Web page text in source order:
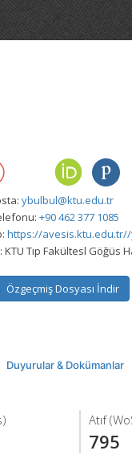
ybulbul@ktu.edu.tr
+90 462 377 1085
https://
KTU Tıp Fakültesl Göğüs
Özgeçmiş Dosyası İndir
Duyurular & Dokümanlar
Atıf
795